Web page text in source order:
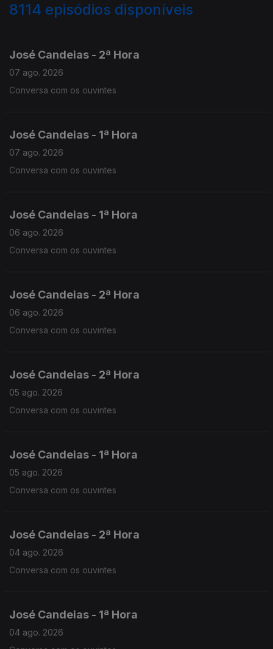
8114 episódios disponíveis
José Candeias - 2ª Hora
07 ago. 2026
Conversa com os ouvintes
José Candeias - 1ª Hora
07 ago. 2026
Conversa com os ouvintes
José Candeias - 1ª Hora
06 ago. 2026
Conversa com os ouvintes
José Candeias - 2ª Hora
06 ago. 2026
Conversa com os ouvintes
José Candeias - 2ª Hora
05 ago. 2026
Conversa com os ouvintes
José Candeias - 1ª Hora
05 ago. 2026
Conversa com os ouvintes
José Candeias - 2ª Hora
04 ago. 2026
Conversa com os ouvintes
José Candeias - 1ª Hora
04 ago. 2026